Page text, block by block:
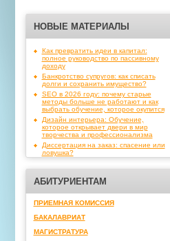
НОВЫЕ МАТЕРИАЛЫ
Как превратить идеи в капитал:
полное руководство по пассивному
доходу
Банкротство супругов: как списать
долги и сохранить имущество?
SEO в 2026 году: почему старые
методы больше не работают и как
выбрать обучение, которое окупится
Дизайн интерьера: Обучение,
которое открывает двери в мир
творчества и профессионализма
Диссертация на заказ: спасение или
ловушка?
АБИТУРИЕНТАМ
ПРИЕМНАЯ КОМИССИЯ
БАКАЛАВРИАТ
МАГИСТРАТУРА